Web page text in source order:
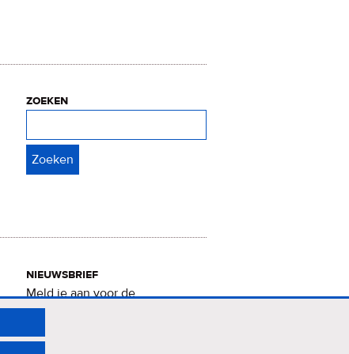
zoeken
nieuwsbrief
Meld je aan voor de
Verrukkelijke 15-nieuwsbrief